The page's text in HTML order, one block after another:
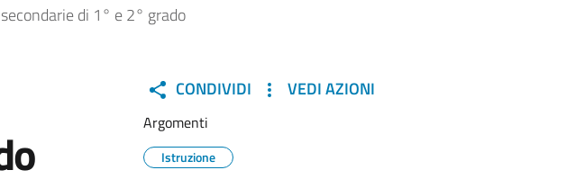
di 1° e 2° grado
CONDIVIDI VEDI AZIONI
Argomenti
Istruzione